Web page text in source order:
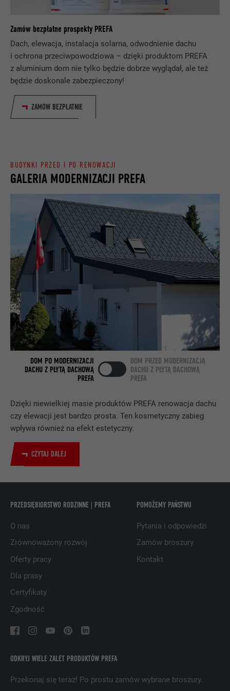
Zamów bezpłatne prospekty PREFA
Dach, elewacja, instalacja solarna, odwodnienie dachu
i ochrona przeciwpowodziowa – dzięki produktom PREFA
z aluminium dom nie tylko będzie dobrze wyglądał, ale też
będzie doskonale zabezpieczony!
ZAMÓW BEZPŁATNIE
Dzięki niewielkiej masie produktów PREFA renowacja dachu
czy elewacji jest bardzo prosta. Ten kosmetyczny zabieg
wpływa również na efekt estetyczny.
CZYTAJ DALEJ
GALERIA MODERNIZACJI PREFA
BUDYNKI PRZED I PO RENOWACJI
DOM PO MODERNIZACJI
DACHU Z PŁYTĄ DACHOWĄ
PREFA
DOM PRZED MODERNIZACJĄ
DACHU Z PŁYTĄ DACHOWĄ
PREFA
ODKRYJ WIELE ZALET PRODUKTÓW PREFA
Przekonaj się teraz! Po prostu zamów wybrane broszury.
PRZEDSIĘBIORSTWO RODZINNE | PREFA
O nas
Zrównoważony rozwój
Oferty pracy
Dla prasy
Certyfikaty
Zgodność
POMOŻEMY PAŃSTWU
Pytania i odpowiedzi
Zamów broszury
Kontakt
Rejestruje jednoznaczny identyfikator,
stosowany do generowania danych do
ponownego korzystania z witryny przez
odwiedzających.
NAZWA _gaexp
DOSTAWCA Google Optimize
PROCEDURA 90 dni
plików cookie. Nie zawiera cech
identyfikacyjnych.
DOSTAWCA ads.linkedin.com
PROCEDURA
CEL
Zapisuje wersję językową witryny
wybraną przez użytkownika.
NAZWA lang
PROCEDURA Sesja
CEL
zawiera wstawione okno „Obserwuj nas”.
NAZWA bcookie
DOSTAWCA LinkedIn
2 lata
CEL
Wykorzystuje usługę sieci
społecznościowej LinkedIn do
obserwowania stosowania wstawionych
usług
bscookie
DOSTAWCA LinkedIn
PROCEDURA
Wykorzystuje usługę sieci
obserwowania stosowania wstawionych
PROCEDURA
DOSTAWCA LinkedIn